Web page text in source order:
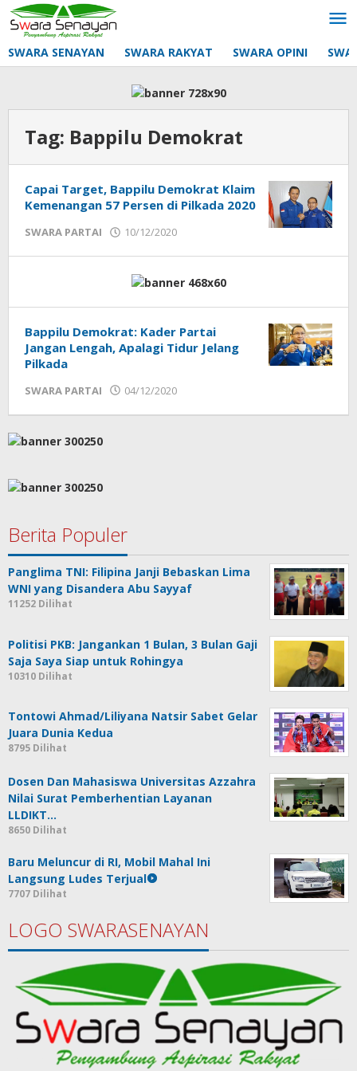
Lewati
ke
konten
SWARA SENAYAN SWARA RAKYAT SWARA OPINI
Tag: Bappilu Demokrat
Capai Target, Bappilu Demokrat Klaim
Kemenangan 57 Persen di Pilkada 2020
SWARA PARTAI 10/12/2020
Bappilu Demokrat: Kader Partai
Jangan Lengah, Apalagi Tidur Jelang
Pilkada
SWARA PARTAI 04/12/2020
Berita Populer
Panglima TNI: Filipina Janji Bebaskan Lima
WNI yang Disandera Abu Sayyaf
11252 Dilihat
Politisi PKB: Jangankan 1 Bulan, 3 Bulan Gaji
Saja Saya Siap untuk Rohingya
10310 Dilihat
Tontowi Ahmad/Liliyana Natsir Sabet Gelar
Juara Dunia Kedua
8795 Dilihat
Dosen Dan Mahasiswa Universitas Azzahra
Nilai Surat Pemberhentian Layanan
LLDIKT…
8650 Dilihat
Baru Meluncur di RI, Mobil Mahal Ini
Langsung Ludes Terjual
7707 Dilihat
LOGO SWARASENAYAN